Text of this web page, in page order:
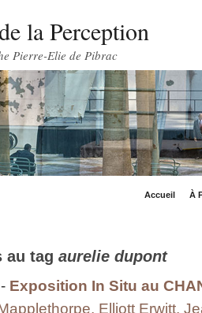
la Perception
Pierre-Elie de Pibrac
Accueil À
au tag aurelie dupont
Exposition In Situ au
Elliott Erwitt,